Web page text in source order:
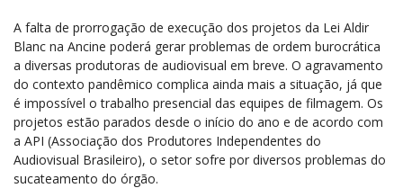
A falta de prorrogação de execução dos projetos da Lei Aldir
Blanc na Ancine poderá gerar problemas de ordem burocrática
a diversas produtoras de audiovisual em breve. O agravamento
do contexto pandêmico complica ainda mais a situação, já que
é impossível o trabalho presencial das equipes de filmagem. Os
projetos estão parados desde o início do ano e de acordo com
a API (Associação dos Produtores Independentes do
Audiovisual Brasileiro), o setor sofre por diversos problemas do
sucateamento do órgão.